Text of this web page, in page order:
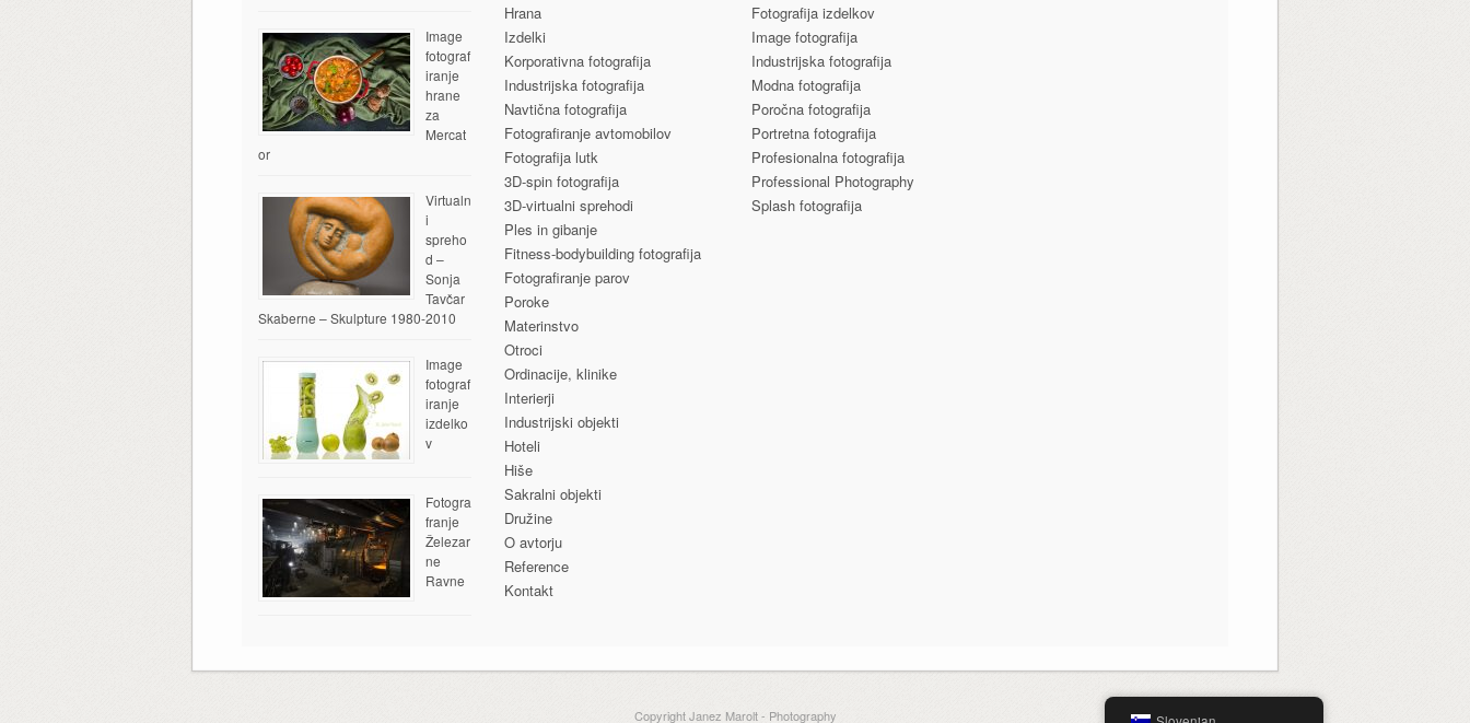
Image
fotograf
iranje
hrane
za
Mercat
or
Virtualn
i
spreho
d –
Sonja
Tavčar
Skaberne – Skulpture 1980-2010
Image
fotograf
iranje
izdelko
v
Fotogra
franje
Železar
ne
Ravne
Hrana
Izdelki
Korporativna fotografija
Industrijska fotografija
Navtična fotografija
Fotografiranje avtomobilov
Fotografija lutk
3D-spin fotografija
3D-virtualni sprehodi
Ples in gibanje
Fitness-bodybuilding fotografija
Fotografiranje parov
Poroke
Materinstvo
Otroci
Ordinacije, klinike
Interierji
Industrijski objekti
Hoteli
Hiše
Sakralni objekti
Družine
O avtorju
Reference
Kontakt
Fotografija izdelkov
Image fotografija
Industrijska fotografija
Modna fotografija
Poročna fotografija
Portretna fotografija
Profesionalna fotografija
Professional Photography
Splash fotografija
Copyright Janez Marolt - Photography